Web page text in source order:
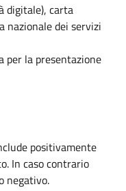
digitale), carta
nazionale dei servizi
per la presentazione
positivamente
In caso contrario
negativo.